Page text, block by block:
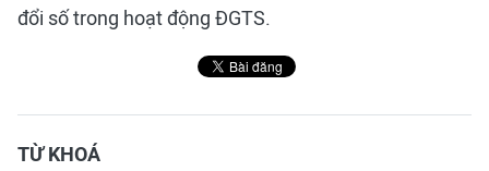
đổi số trong hoạt động ĐGTS.
TỪ KHOÁ